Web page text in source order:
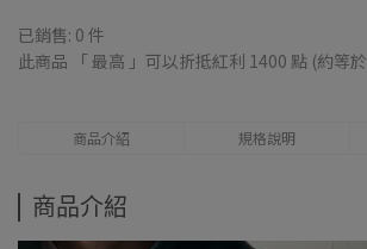
已銷售: 0 件
此商品 「 最高 」可以折抵紅利 1400 點 (約等於
商品介紹 規格說明
商品介紹